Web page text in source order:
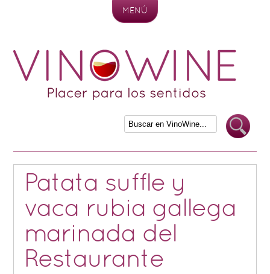
MENÚ
Patata suffle y
vaca rubia gallega
marinada del
Restaurante